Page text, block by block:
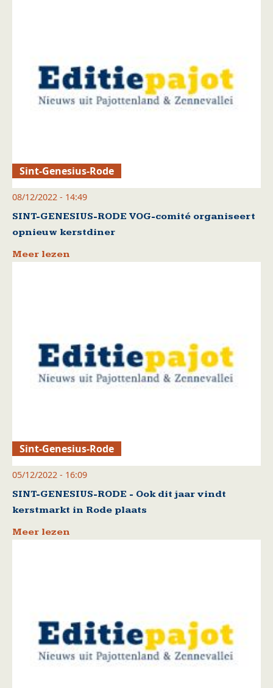
Sint-Genesius-Rode
08/12/2022 - 14:49
SINT-GENESIUS-RODE VOG-comité organiseert
opnieuw kerstdiner
Meer lezen
Sint-Genesius-Rode
05/12/2022 - 16:09
SINT-GENESIUS-RODE - Ook dit jaar vindt
kerstmarkt in Rode plaats
Meer lezen